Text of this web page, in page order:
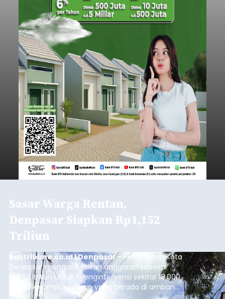
Sasar Warga Rentan,
Denpasar Siapkan Rp1,152
Triliun
balitribune.co.id I Denpasar - Pemerintah Kota
Denpasar mengalokasikan anggaran sebesar
Rp1,152 triliun untuk mengintervensi sekitar 18.000
warga kelompok rentan yang berada di ambang